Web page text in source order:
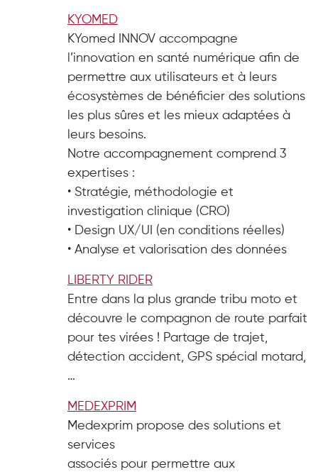
KYOMED
KYomed INNOV accompagne
l’innovation en santé numérique afin de
permettre aux utilisateurs et à leurs
écosystèmes de bénéficier des solutions
les plus sûres et les mieux adaptées à
leurs besoins.
Notre accompagnement comprend 3
expertises :
• Stratégie, méthodologie et
investigation clinique (CRO)
• Design UX/UI (en conditions réelles)
• Analyse et valorisation des données
LIBERTY RIDER
Entre dans la plus grande tribu moto et
découvre le compagnon de route parfait
pour tes virées ! Partage de trajet,
détection accident, GPS spécial motard,
…
MEDEXPRIM
Medexprim propose des solutions et
services
associés pour permettre aux